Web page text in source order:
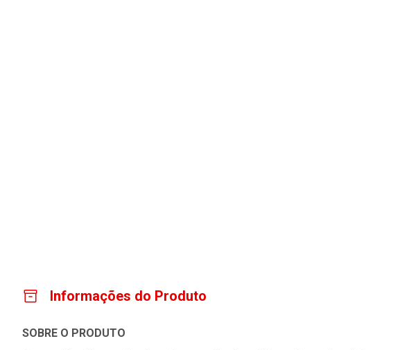
Informações do Produto
SOBRE O PRODUTO